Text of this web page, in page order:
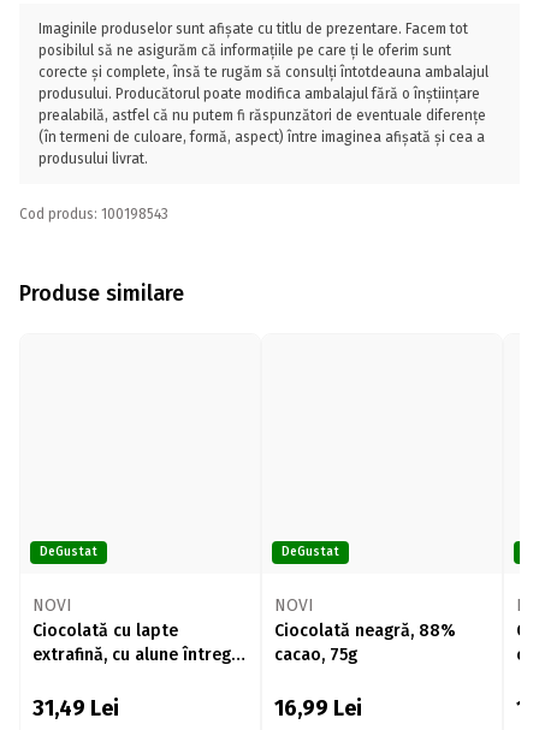
Imaginile produselor sunt afișate cu titlu de prezentare. Facem tot
posibilul să ne asigurăm că informațiile pe care ți le oferim sunt
corecte și complete, însă te rugăm să consulți întotdeauna ambalajul
produsului. Producătorul poate modifica ambalajul fără o înștiințare
prealabilă, astfel că nu putem fi răspunzători de eventuale diferențe
(în termeni de culoare, formă, aspect) între imaginea afișată și cea a
produsului livrat.
Cod produs: 100198543
Produse similare
DeGustat
NOVI
Ciocolată cu lapte
extrafină, cu alune întregi
31,49 Lei
DeGustat
NOVI
Ciocolată neagră, 88%
cacao, 75g
16,99 Lei